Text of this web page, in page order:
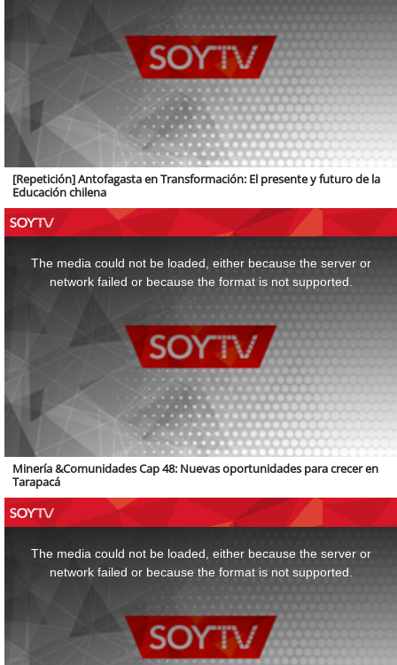
[Repetición] Antofagasta en Transformación: El presente y futuro de la
Educación chilena
The media could not be loaded, either because the server or
network failed or because the format is not supported.
Minería &Comunidades Cap 48: Nuevas oportunidades para crecer en
Tarapacá
The media could not be loaded, either because the server or
network failed or because the format is not supported.